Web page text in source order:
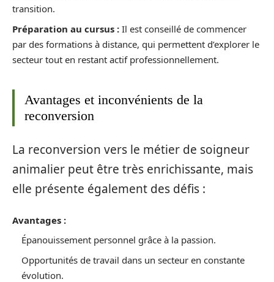
transition.
Préparation au cursus : Il est conseillé de commencer
par des formations à distance, qui permettent d’explorer le
secteur tout en restant actif professionnellement.
Avantages et inconvénients de la
reconversion
La reconversion vers le métier de soigneur
animalier peut être très enrichissante, mais
elle présente également des défis :
Avantages :
Épanouissement personnel grâce à la passion.
Opportunités de travail dans un secteur en constante
évolution.